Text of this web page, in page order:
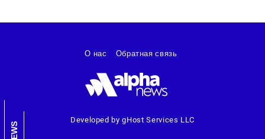
NEWS
Developed by gHost Services LLC
О нас Обратная связь